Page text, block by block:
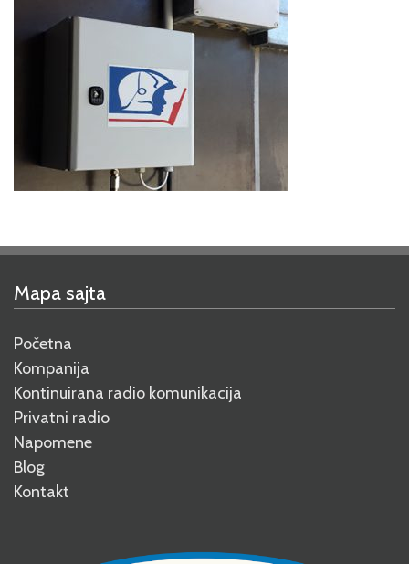
O NAMA
Naše vrednosti
Kontinuirana radio komunikacija
PRIVATNI RADIO
KONTAKT
Mapa sajta
Početna
Kompanija
Kontinuirana radio komunikacija
Privatni radio
Napomene
Blog
Kontakt